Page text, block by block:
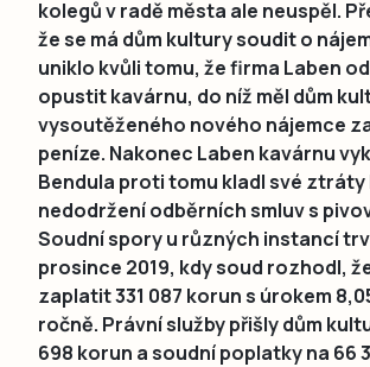
kolegů v radě města ale neuspěl.
že se má dům kultury soudit o
uniklo kvůli tomu, že firma Laben
opustit kavárnu, do níž měl dům
vysoutěženého nového nájemce
peníze. Nakonec Laben kavárnu
Bendula proti tomu kladl své ztráty
nedodržení odběrních smluv s
Soudní spory u různých instancí
prosince 2019, kdy soud rozhodl,
zaplatit 331 087 korun s úrokem
ročně. Právní služby přišly dům
698 korun a soudní poplatky na 66